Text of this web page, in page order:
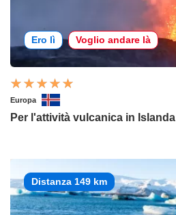
Ero lì Voglio andare là
Europa
Per l'attività vulcanica in Islanda
Distanza 149 km